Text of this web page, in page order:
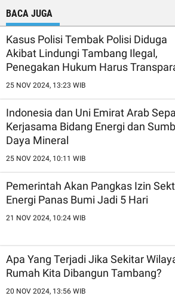
BACA JUGA
Kasus Polisi Tembak Polisi Diduga
Akibat Lindungi Tambang Ilegal,
Penegakan Hukum Harus
25 NOV 2024, 13:23 WIB
Indonesia dan Uni Emirat Arab
Kerjasama Bidang Energi dan
Daya Mineral
25 NOV 2024, 10:11 WIB
Pemerintah Akan Pangkas Izin
Energi Panas Bumi Jadi 5 Hari
21 NOV 2024, 10:24 WIB
Apa Yang Terjadi Jika Sekitar
Rumah Kita Dibangun Tambang?
20 NOV 2024, 13:56 WIB